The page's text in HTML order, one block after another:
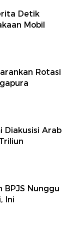
Detik
Mobil
Rotasi
Diakusisi Arab
BPJS Nunggu
Ini